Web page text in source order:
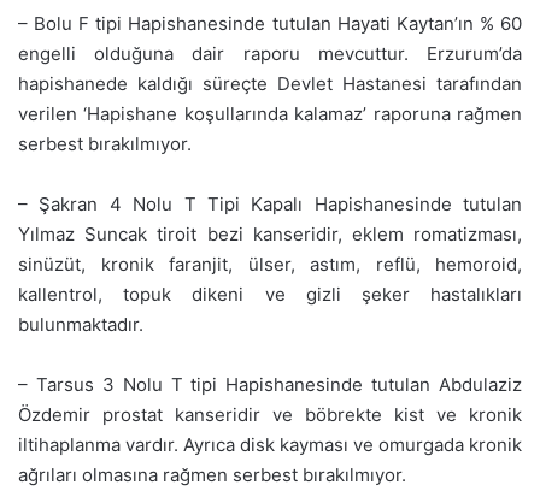
– Bolu F tipi Hapishanesinde tutulan Hayati Kaytan’ın % 60
engelli olduğuna dair raporu mevcuttur. Erzurum’da
hapishanede kaldığı süreçte Devlet Hastanesi tarafından
verilen ‘Hapishane koşullarında kalamaz’ raporuna rağmen
serbest bırakılmıyor.
– Şakran 4 Nolu T Tipi Kapalı Hapishanesinde tutulan
Yılmaz Suncak tiroit bezi kanseridir, eklem romatizması,
sinüzüt, kronik faranjit, ülser, astım, reflü, hemoroid,
kallentrol, topuk dikeni ve gizli şeker hastalıkları
bulunmaktadır.
– Tarsus 3 Nolu T tipi Hapishanesinde tutulan Abdulaziz
Özdemir prostat kanseridir ve böbrekte kist ve kronik
iltihaplanma vardır. Ayrıca disk kayması ve omurgada kronik
ağrıları olmasına rağmen serbest bırakılmıyor.